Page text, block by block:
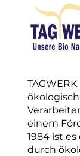
einem
1984 ist es
durch